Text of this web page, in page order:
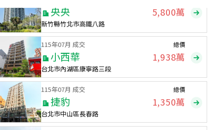
新竹縣竹北市高鐵八路
115年07月 成交
小西華
台北市內湖區康寧路三段
總價
1,938萬
115年07月 成交
捷豹
台北市中山區長春路
總價
1,350萬
115年07月 成交 總價